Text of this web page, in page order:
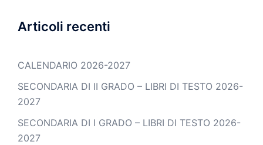
Articoli recenti
CALENDARIO 2026-2027
SECONDARIA DI II GRADO – LIBRI DI TESTO 2026-
2027
SECONDARIA DI I GRADO – LIBRI DI TESTO 2026-
2027